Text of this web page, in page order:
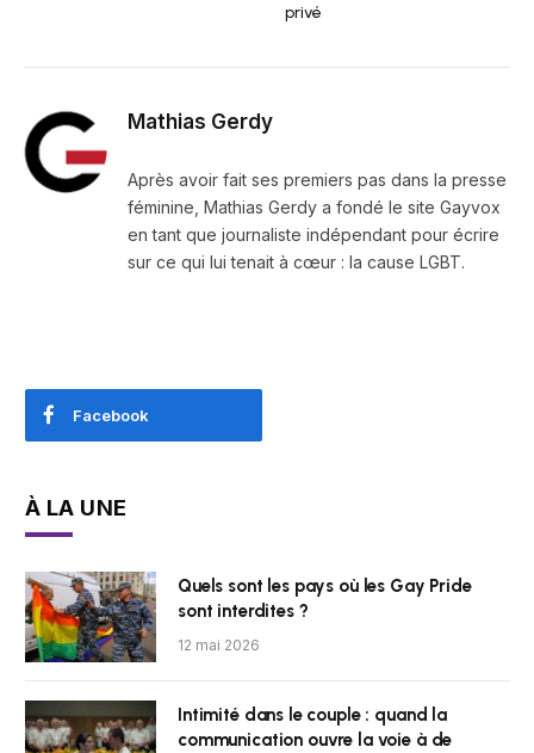
privé
Mathias Gerdy
Après avoir fait ses premiers pas dans la presse
féminine, Mathias Gerdy a fondé le site Gayvox
en tant que journaliste indépendant pour écrire
sur ce qui lui tenait à cœur : la cause LGBT.
Facebook
À LA UNE
Quels sont les pays où les Gay Pride
sont interdites ?
12 mai 2026
Intimité dans le couple : quand la
communication ouvre la voie à de